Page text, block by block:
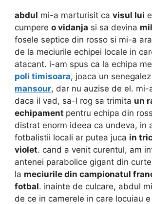
abdul mi-a marturisit ca visul lui
cumpere o vidanja si sa devina
fosele septice din rosso si mi-a
de la meciurile echipei locale in
atacant. i-am spus ca la echipa
poli timisoara, joaca un
mansour, dar nu auzise de el. mi-
daca il vad, sa-l rog sa trimita un
echipament pentru echipa din
distrat enorm ideea ca undeva, in
fotbalistii locali ar putea juca in
violet. cand a venit curentul, am
antenei parabolice gigant din
la meciurile din campionatul
fotbal. inainte de culcare, abdul
de ce in camerele in care locuiau e